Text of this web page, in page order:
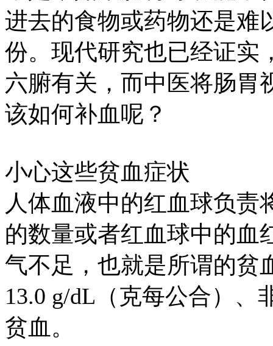
进去的食物或药物还是难
份。现代研究也已经证实
六腑有关，而中医将肠胃
该如何补血呢？
小心这些贫血症状
人体血液中的红血球负责
的数量或者红血球中的血
气不足，也就是所谓的贫
13.0 g/dL（克每公合）、
贫血。